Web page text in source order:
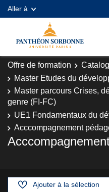
Aller à
Offre de formation
Master Etudes du
Master parcours Crises,
genre (FI-FC)
UE1 Fondamentaux du
Acccompagnement
Ajouter à la sélection